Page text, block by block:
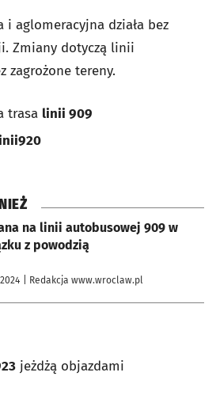
aglomeracyjna działa bez
Zmiany dotyczą linii
zagrożone tereny.
trasa linii 909
920
na linii autobusowej 909 w
z powodzią
| Redakcja www.wroclaw.pl
jeżdżą objazdami